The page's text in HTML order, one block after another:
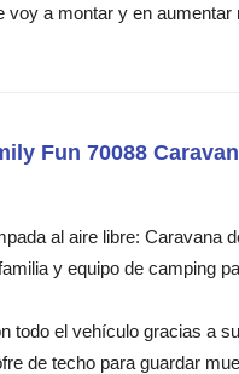
a montar y en aumentar
Fun 70088
al aire libre: Caravana
y equipo de camping
todo el vehículo gracias a
de techo para guardar